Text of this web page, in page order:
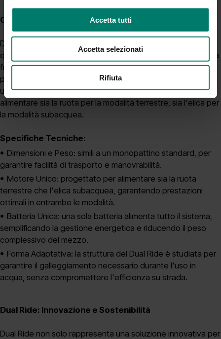
Accetta tutti
Accetta selezionati
Rifiuta
Caratteristiche Tecniche di Dual Ride
Dual Ride è progettato per offrire dimensioni e peso simili a
quelli di un comune monopattino, con l'unica differenza nella
forma, che deve adattarsi alla funzione di galleggiamento
per l'uso in acqua. All'interno del veicolo, un solo motore e
una sola batteria forniscono l'energia necessaria per
alimentare sia la ruota per la modalità terrestre, sia l'elica per
la modalità subacquea.
Specifiche Tecniche:
Dimensioni e Peso: simili a un monopattino standard, per
garantire facilità di trasporto e manovrabilità.
Motore Unico: progettato per alimentare sia la ruota
terrestre che l'elica subacquea, garantendo prestazioni
ottimali in entrambe le modalità.
Batteria Unica: una sola batteria alimenta tutto il sistema,
semplificando la gestione energetica e riducendo il peso
complessivo del mezzo.
Forma Adaptativa: la struttura del Dual Ride è studiata per
garantire il galleggiamento necessario durante l'uso in
acqua, senza compromettere l'efficienza su strada.
Dual Ride: Innovazione e Sostenibilità
Dual Ride non solo rappresenta una soluzione innovativa per